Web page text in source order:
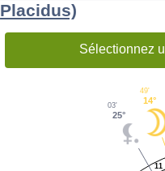
Placidus)
Sélectionnez
11
14°
49'
25°
03'